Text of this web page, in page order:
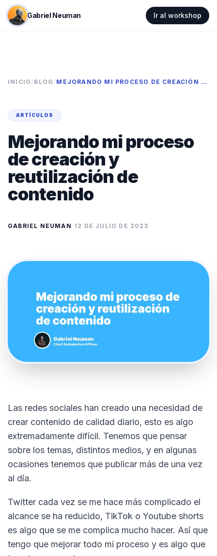
Gabriel Neuman Ir al workshop
INICIO / BLOG / MEJORANDO MI PROCESO DE CREACIÓN Y REUTILIZACIÓN DE CONTENIDO
ARTÍCULOS
Mejorando mi proceso
de creación y
reutilización de
contenido
GABRIEL NEUMAN · 12 DE JULIO DE 2023
Las redes sociales han creado una necesidad de
crear contenido de calidad diario, esto es algo
extremadamente difícil. Tenemos que pensar
sobre los temas, distintos medios, y en algunas
ocasiones tenemos que publicar más de una vez
al día.
Twitter cada vez se me hace más complicado el
alcance se ha reducido, TikTok o Youtube shorts
es algo que se me complica mucho hacer. Así que
tengo que mejorar todo mi proceso y es algo que